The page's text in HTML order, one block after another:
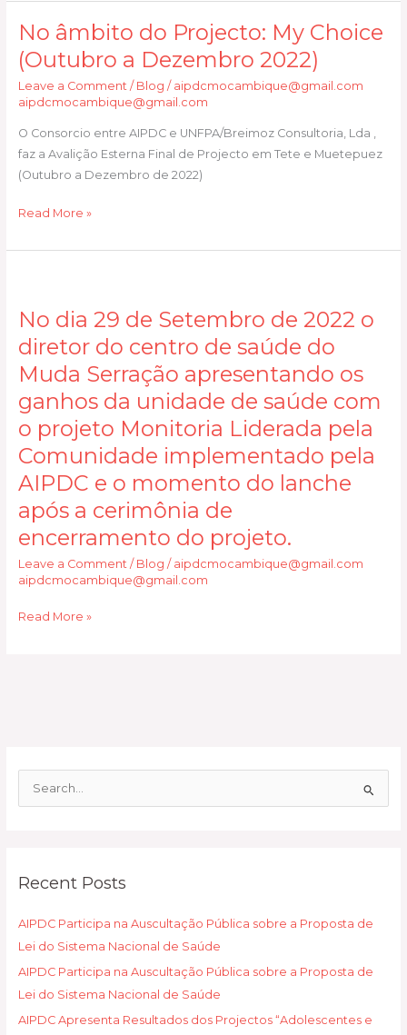
No âmbito do Projecto: My Choice
(Outubro a Dezembro 2022)
Leave a Comment / Blog / aipdcmocambique@gmail.com
aipdcmocambique@gmail.com
O Consorcio entre AIPDC e UNFPA/Breimoz Consultoria, Lda ,
faz a Avalição Esterna Final de Projecto em Tete e Muetepuez
(Outubro a Dezembro de 2022)
No
âmbito
do
Projecto:
My
Choice
(Outubro
a
2022)
Read More »
No dia 29 de Setembro de 2022 o
diretor do centro de saúde do
Muda Serração apresentando os
ganhos da unidade de saúde com
o projeto Monitoria Liderada pela
Comunidade implementado pela
AIPDC e o momento do lanche
após a cerimônia de
encerramento do projeto.
Leave a Comment / Blog / aipdcmocambique@gmail.com
aipdcmocambique@gmail.com
29
de
de
2022
o
diretor
do
centro
de
do
Muda
Serração
apresentando
Comunidade
pela
AIPDC
e
o
Read More »
c
f
o
r
:
Recent Posts
AIPDC Participa na Auscultação Pública sobre a Proposta de
Lei do Sistema Nacional de Saúde
AIPDC Participa na Auscultação Pública sobre a Proposta de
Lei do Sistema Nacional de Saúde
AIPDC Apresenta Resultados dos Projectos “Adolescentes e